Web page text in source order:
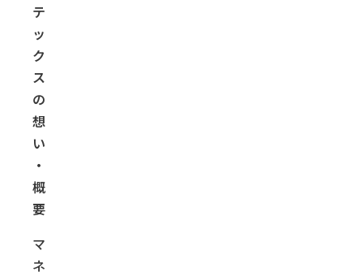
テ
ッ
ク
ス
の
想
い
・
概
要
マ
ネ